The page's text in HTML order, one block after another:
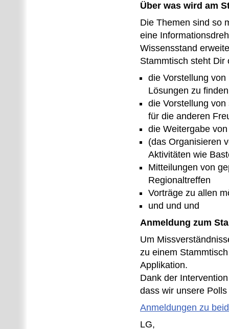
Über was wird am
Die Themen sind so
eine
Wissensstand
Stammtisch steht Dir
die Vorstellung
Lösungen zu finden
die Vorstellung
für die anderen
die Weitergabe
(das Organisieren
Aktivitäten wie
Mitteilungen von
Regionaltreffen
Vorträge zu allen
und und und
Anmeldung zum
Um
zu einem
Applikation.
Dank der
dass wir unsere
Anmeldungen zu
LG,